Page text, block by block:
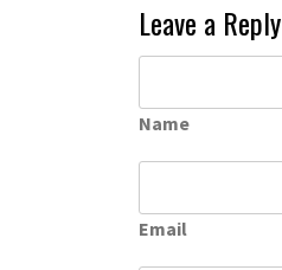
Leave a Reply
Name
Email